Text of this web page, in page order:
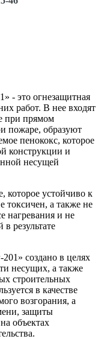
- это огнезащитная
работ. В нее входят
при прямом
пожаре, образуют
пенококс, которое
конструкции и
несущей
устойчиво к
токсичен, а также не
нагревания и не
результате
создано в целях
несущих, а также
строительных
в качестве
возгорания, а
защиты
объектах